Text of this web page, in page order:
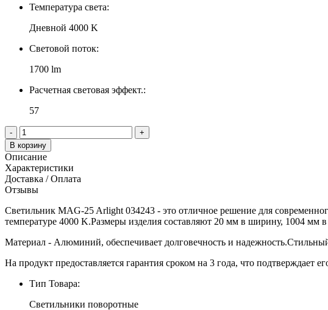
Температура света:
Дневной 4000 K
Световой поток:
1700 lm
Расчетная световая эффект.:
57
-
+
В корзину
Описание
Характеристики
Доставка / Оплата
Отзывы
Светильник MAG-25 Arlight 034243 - это отличное решение для
температуре 4000 K.Размеры изделия составляют 20 мм в ширину, 1004 мм
Материал - Алюминий, обеспечивает долговечность и
На продукт предоставляется гарантия сроком на 3 года, что подтверждает
Тип Товара:
Светильники поворотные